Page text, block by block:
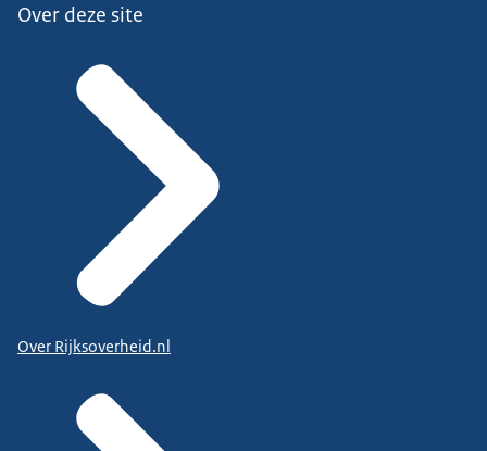
Over deze site
Over Rijksoverheid.nl